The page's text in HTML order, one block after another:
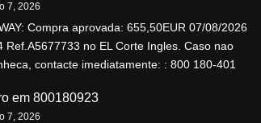
7, 2026
Compra aprovada: 655,50EUR 07/08/2026
Ref.A5677733 no EL Corte Ingles. Caso nao
contacte imediatamente: : 800 180-401
em 800180923
7, 2026